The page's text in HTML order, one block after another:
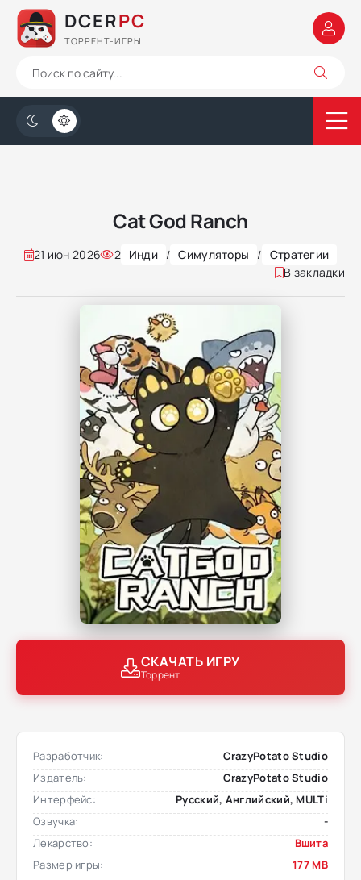
DCERPC
ТОРРЕНТ-ИГРЫ
Cat God Ranch
21 июн 2026 2 Инди / Симуляторы / Стратегии
В закладки
СКАЧАТЬ ИГРУ
Торрент
Разработчик:
CrazyPotato Studio
Издатель:
CrazyPotato Studio
Интерфейс:
Русский, Английский, MULTi
Озвучка:
-
Лекарство:
Вшита
Размер игры:
177 MB